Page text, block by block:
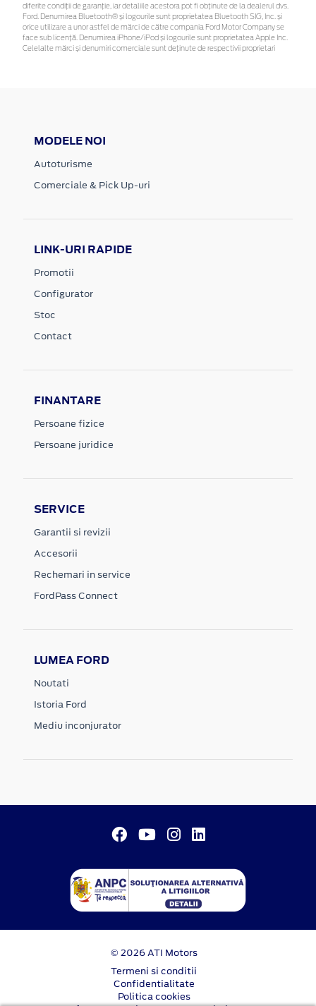
diferite condiții de garanție, iar detaliile acestora pot fi obținute de la dealerul dvs.
Ford. Denumirea Bluetooth® și logourile sunt proprietatea Bluetooth SIG, Inc. și
orice utilizare a unor astfel de mărci de către compania Ford Motor Company se
face sub licență. Denumirea iPhone/iPod și logourile sunt proprietatea Apple Inc.
Celelalte mărci și denumiri comerciale sunt deținute de respectivii proprietari
MODELE NOI
Autoturisme
Comerciale & Pick Up-uri
LINK-URI RAPIDE
Promotii
Configurator
Stoc
Contact
FINANTARE
Persoane fizice
Persoane juridice
SERVICE
Garantii si revizii
Accesorii
Rechemari in service
FordPass Connect
LUMEA FORD
Noutati
Istoria Ford
Mediu inconjurator
© 2026 ATI Motors
Termeni si conditii
Confidentialitate
Politica cookies